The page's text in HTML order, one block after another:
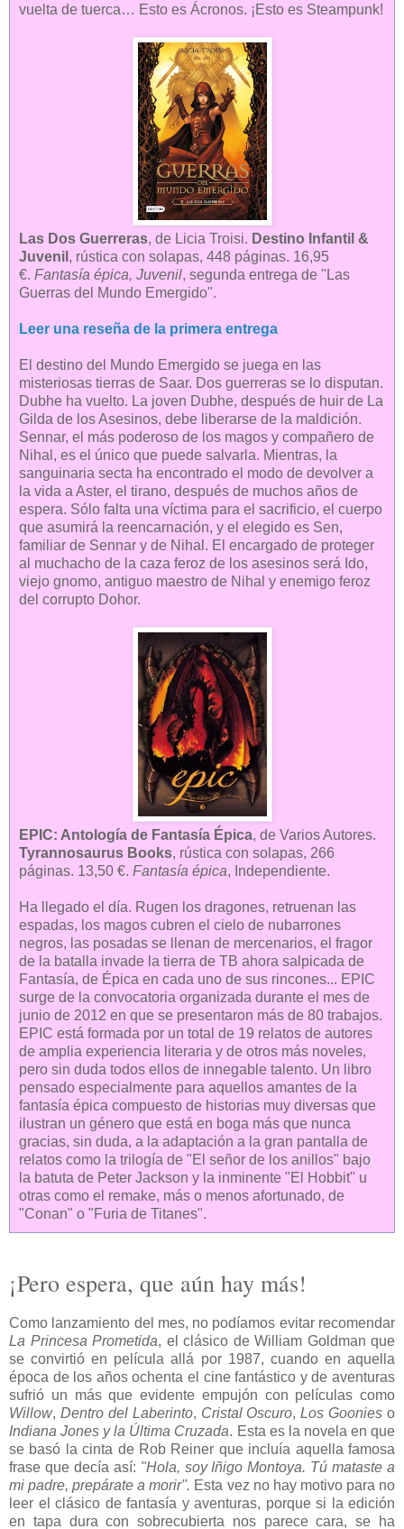
vuelta de tuerca… Esto es Ácronos. ¡Esto es Steampunk!
Las Dos Guerreras, de Licia Troisi. Destino Infantil &
Juvenil , rústica con solapas, 448 páginas. 16,95
€. Fantasía épica, Juvenil, segunda entrega de "Las
Guerras del Mundo Emergido".
Leer una reseña de la primera entrega
El destino del Mundo Emergido se juega en las
misteriosas tierras de Saar. Dos guerreras se lo disputan.
Dubhe ha vuelto. La joven Dubhe, después de huir de La
Gilda de los Asesinos, debe liberarse de la maldición.
Sennar, el más poderoso de los magos y compañero de
Nihal, es el único que puede salvarla. Mientras, la
sanguinaria secta ha encontrado el modo de devolver a
la vida a Aster, el tirano, después de muchos años de
espera. Sólo falta una víctima para el sacrificio, el cuerpo
que asumirá la reencarnación, y el elegido es Sen,
familiar de Sennar y de Nihal. El encargado de proteger
al muchacho de la caza feroz de los asesinos será Ido,
viejo gnomo, antiguo maestro de Nihal y enemigo feroz
del corrupto Dohor.
EPIC: Antología de Fantasía Épica, de Varios Autores.
Tyrannosaurus Books, rústica con solapas, 266
páginas. 13,50 €. Fantasía épica, Independiente.
Ha llegado el día. Rugen los dragones, retruenan las
espadas, los magos cubren el cielo de nubarrones
negros, las posadas se llenan de mercenarios, el fragor
de la batalla invade la tierra de TB ahora salpicada de
Fantasía, de Épica en cada uno de sus rincones... EPIC
surge de la convocatoria organizada durante el mes de
junio de 2012 en que se presentaron más de 80 trabajos.
EPIC está formada por un total de 19 relatos de autores
de amplia experiencia literaria y de otros más noveles,
pero sin duda todos ellos de innegable talento. Un libro
pensado especialmente para aquellos amantes de la
fantasía épica compuesto de historias muy diversas que
ilustran un género que está en boga más que nunca
gracias, sin duda, a la adaptación a la gran pantalla de
relatos como la trilogía de "El señor de los anillos" bajo
la batuta de Peter Jackson y la inminente "El Hobbit" u
otras como el remake, más o menos afortunado, de
"Conan" o "Furia de Titanes".
¡Pero espera, que aún hay más!
Como lanzamiento del mes, no podíamos evitar recomendar
La Princesa Prometida, el clásico de William Goldman que
se convirtió en película allá por 1987, cuando en aquella
época de los años ochenta el cine fantástico y de aventuras
sufrió un más que evidente empujón con películas como
Willow, Dentro del Laberinto, Cristal Oscuro,Los Goonies o
Indiana Jones y la Última Cruzada. Esta es la novela en que
se basó la cinta de Rob Reiner que incluía aquella famosa
frase que decía así: "Hola, soy Iñigo Montoya. Tú mataste a
mi padre, prepárate a morir". Esta vez no hay motivo para no
leer el clásico de fantasía y aventuras, porque si la edición
en tapa dura con sobrecubierta nos parece cara, se ha